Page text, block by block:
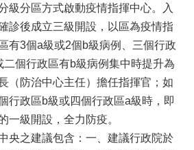
級分區方式啟動疫情指揮中心。入
診後成立三級開設，以區為疫情指
有3個a級或2個b級病例、三個行政
二個行政區有b級病例集中時提升為
（防治中心主任）擔任指揮官；如
行政區b級或四個行政區a級時，即
一級開設，全力防疫。
央之建議包含：一、建議行政院於